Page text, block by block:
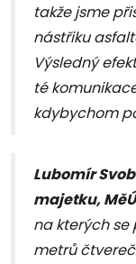
takže jsme
nástřiku
Výsledný
té
kdybychom
Lubomír
majetku,
na kterých se
metrů